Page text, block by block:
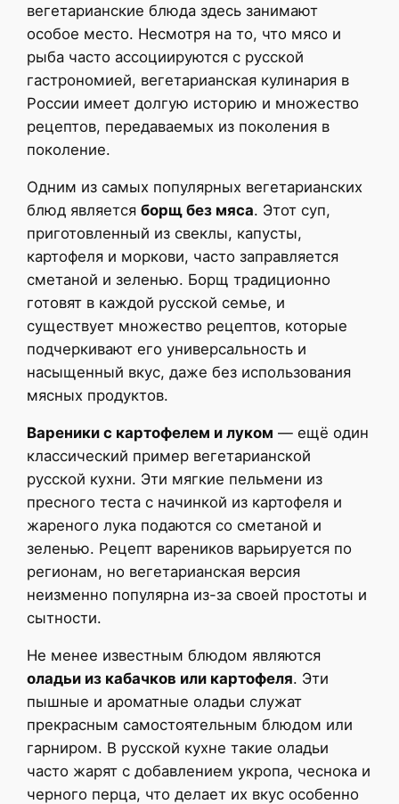
вегетарианские блюда здесь занимают
особое место. Несмотря на то, что мясо и
рыба часто ассоциируются с русской
гастрономией, вегетарианская кулинария в
России имеет долгую историю и множество
рецептов, передаваемых из поколения в
поколение.
Одним из самых популярных вегетарианских
блюд являетсяборщ без мяса. Этот суп,
приготовленный из свеклы, капусты,
картофеля и моркови, часто заправляется
сметаной и зеленью. Борщ традиционно
готовят в каждой русской семье, и
существует множество рецептов, которые
подчеркивают его универсальность и
насыщенный вкус, даже без использования
мясных продуктов.
Вареники с картофелем и луком — ещё один
классический пример вегетарианской
русской кухни. Эти мягкие пельмени из
пресного теста с начинкой из картофеля и
жареного лука подаются со сметаной и
зеленью. Рецепт вареников варьируется по
регионам, но вегетарианская версия
неизменно популярна из-за своей простоты и
сытности.
Не менее известным блюдом являются
оладьи из кабачков или картофеля. Эти
пышные и ароматные оладьи служат
прекрасным самостоятельным блюдом или
гарниром. В русской кухне такие оладьи
часто жарят с добавлением укропа, чеснока и
черного перца, что делает их вкус особенно